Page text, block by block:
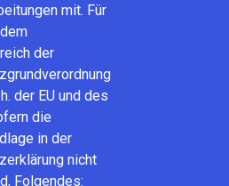
mit. Für
der
der EU und des
die
in der
nicht
Folgendes: